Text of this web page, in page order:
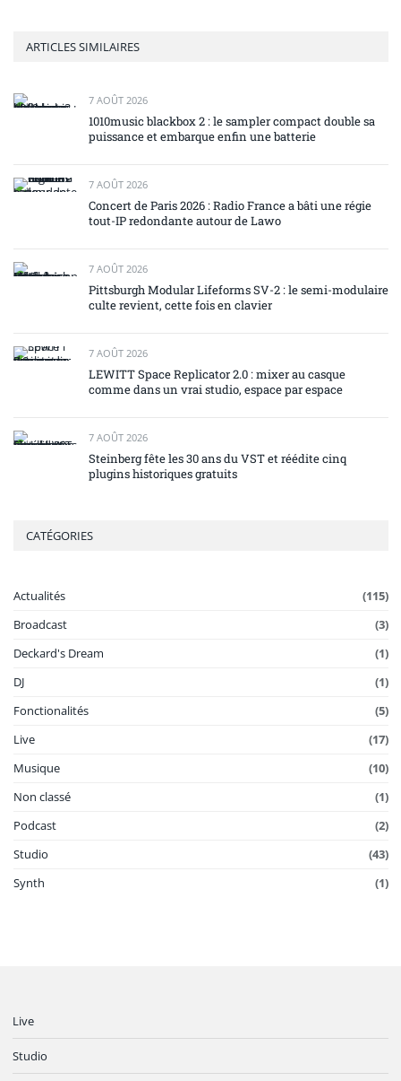
ARTICLES SIMILAIRES
7 AOÛT 2026
1010music blackbox 2 : le sampler compact double sa
puissance et embarque enfin une batterie
7 AOÛT 2026
Concert de Paris 2026 : Radio France a bâti une régie
tout-IP redondante autour de Lawo
7 AOÛT 2026
Pittsburgh Modular Lifeforms SV-2 : le semi-modulaire
culte revient, cette fois en clavier
7 AOÛT 2026
LEWITT Space Replicator 2.0 : mixer au casque
comme dans un vrai studio, espace par espace
7 AOÛT 2026
Steinberg fête les 30 ans du VST et réédite cinq
plugins historiques gratuits
CATÉGORIES
Actualités
(115)
Broadcast
(3)
Deckard's Dream
(1)
DJ
(1)
Fonctionalités
(5)
Live
(17)
Musique
(10)
Non classé
(1)
Podcast
(2)
Studio
(43)
Synth
(1)
Live
Studio